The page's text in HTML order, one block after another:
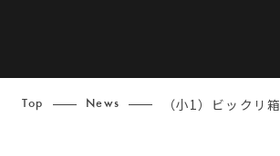
Top News （小1）ビックリ箱